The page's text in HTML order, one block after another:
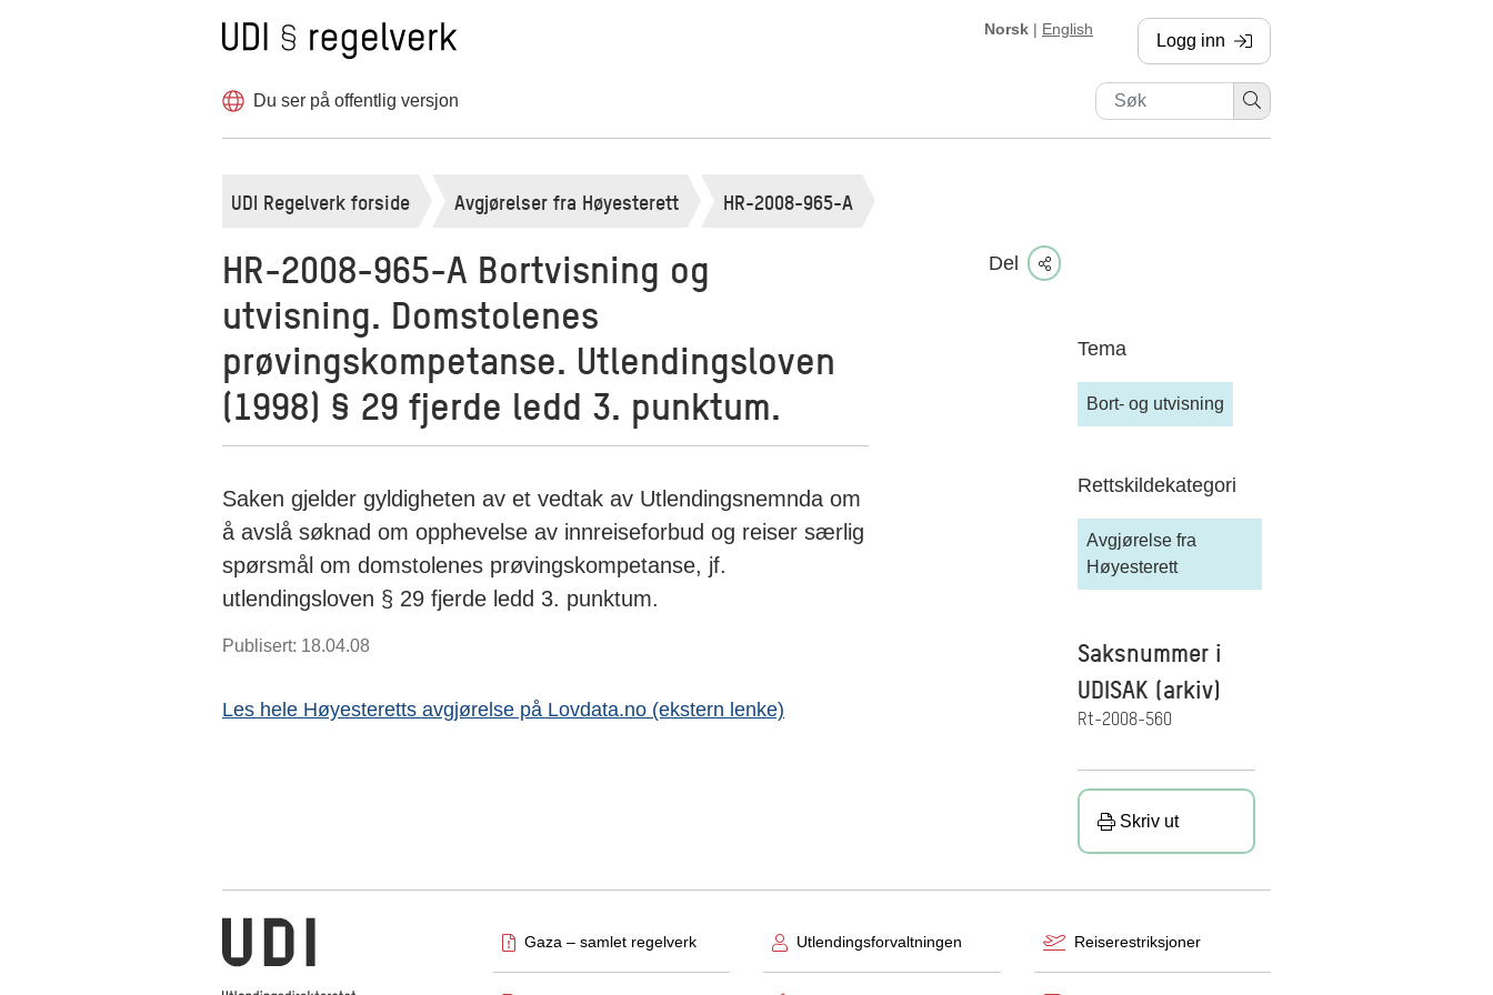
Til forsiden
Hopp
innholdet
Norsk | English
Logg inn
, sendes til annen side
Du ser på offentlig versjon
UDI Regelverk forside Avgjørelser fra Høyesterett HR-2008-965-A
HR-2008-965-A Bortvisning og
utvisning. Domstolenes
prøvingskompetanse. Utlendingsloven
(1998) § 29 fjerde ledd 3. punktum.
Saken gjelder gyldigheten av et vedtak av Utlendingsnemnda om
å avslå søknad om opphevelse av innreiseforbud og reiser særlig
spørsmål om domstolenes prøvingskompetanse, jf.
utlendingsloven § 29 fjerde ledd 3. punktum.
Publisert: 18.04.08
Les hele Høyesteretts avgjørelse på Lovdata.no (ekstern lenke)
Del
Tema
Bort- og utvisning
Rettskildekategori
Avgjørelse fra
Høyesterett
Saksnummer i
UDISAK (arkiv)
Rt-2008-560
Skriv ut
Utlendingsdirektoratet
Gaza – samlet regelverk Utlendingsforvaltningen Reiserestriksjoner